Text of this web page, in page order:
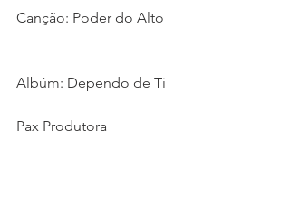
Canção: Poder do Alto
Albúm: Dependo de Ti
Pax Produtora